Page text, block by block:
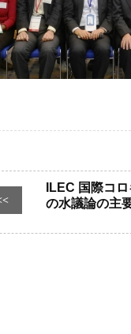
ILEC 国際コ
の水議論の主